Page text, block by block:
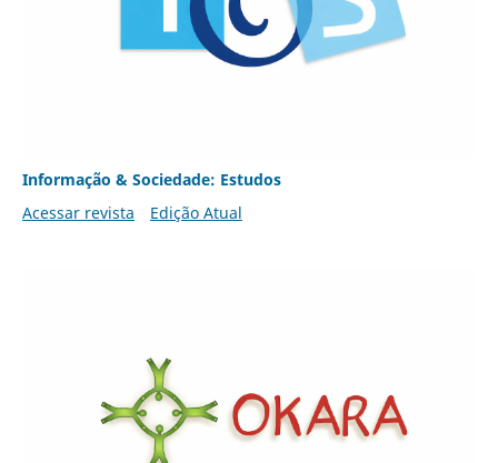
Informação & Sociedade: Estudos
Acessar revista
Edição Atual